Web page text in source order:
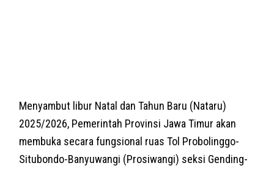
Menyambut libur Natal dan Tahun Baru (Nataru)
2025/2026, Pemerintah Provinsi Jawa Timur akan
membuka secara fungsional ruas Tol Probolinggo-
Situbondo-Banyuwangi (Prosiwangi) seksi Gending-